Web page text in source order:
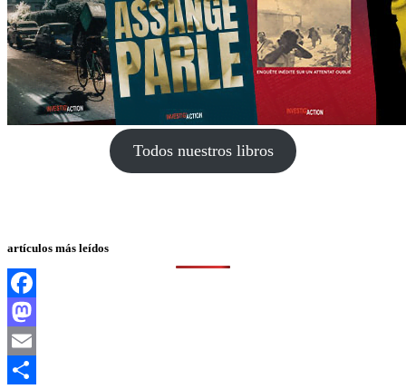
Todos nuestros libros
artículos más leídos
Facebook
Mastodon
Email